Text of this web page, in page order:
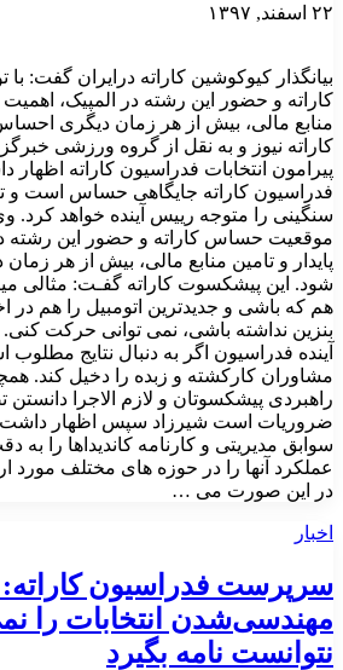
۲۲ اسفند, ۱۳۹۷
بیانگذار کیوکوشین کاراته درایران گفت:
کاراته و حضور این رشته در المپیک، اهمیت
منابع مالی، بیش از هر زمان دیگری
کاراته نیوز و به نقل از گروه ورزشی
پیرامون انتخابات فدراسیون کاراته
فدراسیون کاراته جایگاهی حساس است و
سنگینی را متوجه رییس آینده خواهد کرد. وی
موقعیت حساس کاراته و حضور این رشته
پایدار و تامین منابع مالی، بیش از هر
شود. این پیشکسوت کاراته گفـت: مثالی
هم که باشی و جدیدترین اتومبیل را هم در
بنزین نداشته باشی، نمی توانی حرکت
آینده فدراسیون اگر به دنبال نتایج
مشاوران کارکشته و زبده را دخیل کند.
راهبردی پیشکسوتان و لازم الاجرا دانستن
ضروریات است شیرزاد سپس اظهار داشت:
سوابق مدیریتی و کارنامه کاندیداها را به
عملکرد آنها را در حوزه های مختلف مورد
در این صورت می …
اخبار
سرپرست فدراسیون کاراته:
مهندسی‌شدن انتخابات را
نتوانست نامه بگیرد